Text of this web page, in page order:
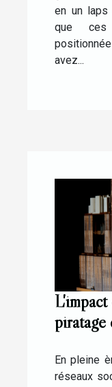
en un laps
que ces
avez...
piratage
En pleine
réseaux